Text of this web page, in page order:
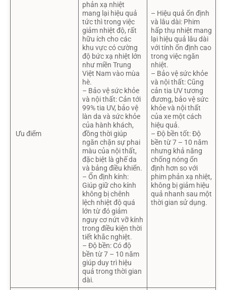
Ưu điểm
phản xạ nhiệt
mang lại hiệu quả
tức thì trong việc
giảm nhiệt độ, rất
hữu ích cho các
khu vực có cường
độ bức xạ nhiệt lớn
như miền Trung
Việt Nam vào mùa
hè.
– Bảo vệ sức khỏe
và nội thất: Cản tới
99% tia UV, bảo vệ
làn da và sức khỏe
của hành khách,
đồng thời giúp
ngăn chặn sự phai
màu của nội thất,
đặc biệt là ghế da
và bảng điều khiển.
– Ổn định kính:
Giúp giữ cho kính
không bị chênh
lệch nhiệt độ quá
lớn từ đó giảm
nguy cơ nứt vỡ kính
trong điều kiện thời
tiết khắc nghiệt.
– Độ bền: Có độ
bền từ 7 – 10 năm
giúp duy trì hiệu
quả trong thời gian
dài.
– Hiệu quả ổn định
và lâu dài: Phim
hấp thụ nhiệt mang
lại hiệu quả lâu dài
với tính ổn định cao
trong việc ngăn
nhiệt.
– Bảo vệ sức khỏe
và nội thất: Cũng
cản tia UV tương
đương, bảo vệ sức
khỏe và nội thất
của xe một cách
hiệu quả.
– Độ bền tốt: Độ
bền từ 7 – 10 năm
nhưng khả năng
chống nóng ổn
định hơn so với
phim phản xạ nhiệt,
không bị giảm hiệu
quả nhanh sau một
thời gian sử dụng.